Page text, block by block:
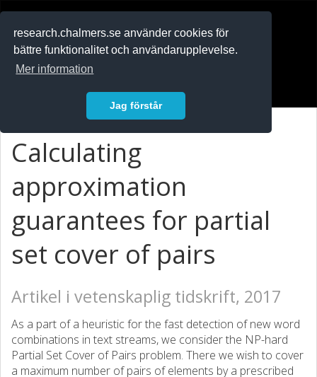
research.chalmers.se använder cookies för
bättre funktionalitet och användarupplevelse.
Mer information
Jag förstår
Calculating
approximation
guarantees for partial
set cover of pairs
Artikel i vetenskaplig tidskrift, 2017
As a part of a heuristic for the fast detection of new word
combinations in text streams, we consider the NP-hard
Partial Set Cover of Pairs problem. There we wish to cover
a maximum number of pairs of elements by a prescribed